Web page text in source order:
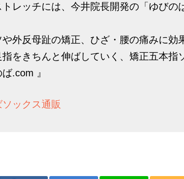
トレッチには、今井院長開発の「ゆびの
や外反母趾の矯正、ひざ・腰の痛みに
指をきちんと伸ばしていく、矯正五本指
ば.com 』
ックス通販